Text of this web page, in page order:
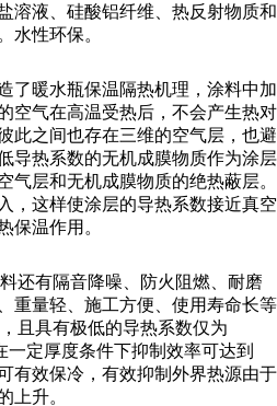
溶液、硅酸铝纤维、热反射物质和
水性环保。
了暖水瓶保温隔热机理，涂料中加
空气在高温受热后，不会产生热对
此之间也存在三维的空气层，也避
导热系数的无机成膜物质作为涂层
气层和无机成膜物质的绝热蔽层。
，这样使涂层的导热系数接近真空
保温作用。
还有隔音降噪、防火阻燃、耐磨
重量轻、施工方便、使用寿命长等
且具有极低的导热系数仅为
一定厚度条件下抑制效率可达到
有效保冷，有效抑制外界热源由于
上升。